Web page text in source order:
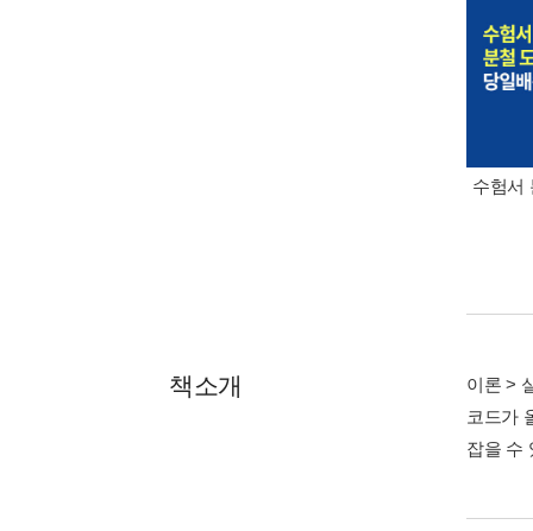
수험서
책소개
이론 >
코드가
잡을 수